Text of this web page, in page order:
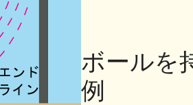
ボールを
例